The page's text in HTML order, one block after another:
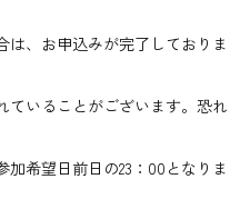
は、お申込みが完了しておりま
ていることがございます。恐れ
希望日前日の23：00となりま